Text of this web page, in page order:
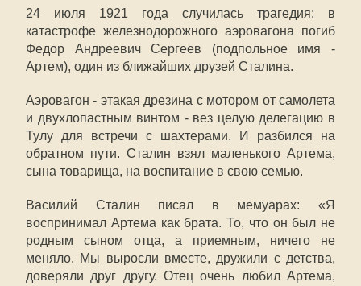
24 июля 1921 года случилась трагедия: в
катастрофе железнодорожного аэровагона погиб
Федор Андреевич Сергеев (подпольное имя -
Артем), один из ближайших друзей Сталина.
Аэровагон - этакая дрезина с мотором от самолета
и двухлопастным винтом - вез целую делегацию в
Тулу для встречи с шахтерами. И разбился на
обратном пути. Сталин взял маленького Артема,
сына товарища, на воспитание в свою семью.
Василий Сталин писал в мемуарах: «Я
воспринимал Артема как брата. То, что он был не
родным сыном отца, а приемным, ничего не
меняло. Мы выросли вместе, дружили с детства,
доверяли друг другу. Отец очень любил Артема,